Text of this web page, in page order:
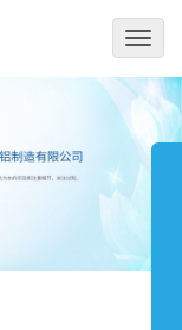
切
导